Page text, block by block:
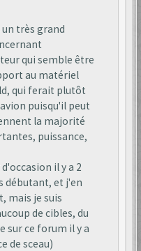
un très grand
qui semble être
au matériel
qui ferait plutôt
puisqu'il peut
la majorité
puissance,
il y a 2
débutant, et j'en
mais je suis
de cibles, du
sur ce forum il y a
de sceau)